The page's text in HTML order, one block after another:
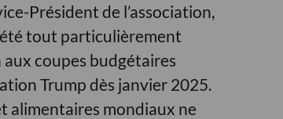
Président de l’association,
tout particulièrement
coupes budgétaires
Trump dès janvier 2025.
alimentaires mondiaux ne